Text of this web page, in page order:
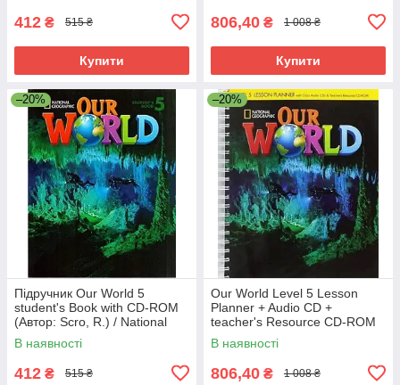
412 ₴ 515 ₴
Купити
806,40 ₴ 1 008 ₴
Купити
–20%
Підручник Our World 5
student's Book with CD-ROM
(Автор: Scro, R.) / National
Geographic Learning
В наявності
412 ₴ 515 ₴
–20%
Our World Level 5 Lesson
Planner + Audio CD +
teacher's Resource CD-ROM
(Pinkley, D.) / Книга для
вчителя NGL
В наявності
806,40 ₴ 1 008 ₴